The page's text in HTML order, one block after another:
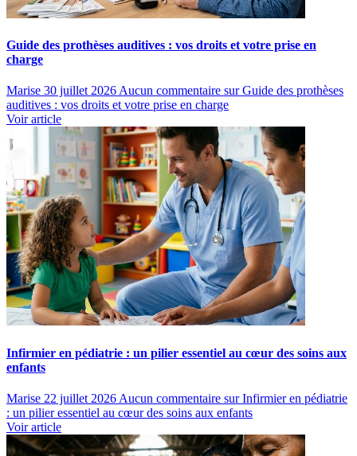
Guide des prothèses auditives : vos droits et votre prise en
charge
Marise 30 juillet 2026Aucun commentaire sur Guide des prothèses
auditives : vos droits et votre prise en charge
Voir article
Infirmier en pédiatrie : un pilier essentiel au cœur des soins aux
enfants
Marise 22 juillet 2026 Aucun commentaire sur Infirmier en pédiatrie
: un pilier essentiel au cœur des soins aux enfants
Voir article